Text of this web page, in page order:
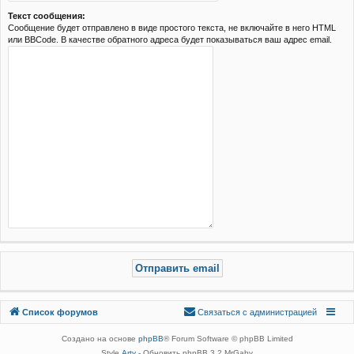
Текст сообщения:
Сообщение будет отправлено в виде простого текста, не включайте в него HTML
или BBCode. В качестве обратного адреса будет показываться ваш адрес email.
Список форумов
Связаться с
Связаться с администрацией
Создано на основе phpBB® Forum Software © phpBB Limited